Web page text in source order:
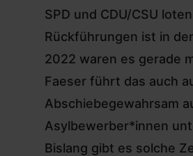
SPD und CDU/CSU
Rückführungen ist in
2022 waren es gerade
Faeser führt das auch
Abschiebegewahrsam
Asylbewerber*innen
Bislang gibt es solche